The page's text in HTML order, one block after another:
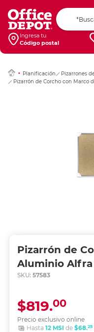
Ingresa tu
Código postal
Planificación
Pizarrones
Pizarrón de Corcho con Marco
Pizarrón de
Aluminio Alfra
SKU: 57583
Precio exclusivo online
$819.00
Hasta 12 MSI de $68.25